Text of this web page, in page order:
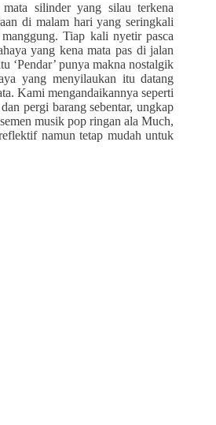
mata silinder yang silau terkena
di malam hari yang seringkali
Tiap kali nyetir pasca
yang kena mata pas di jalan
‘Pendar’ punya makna nostalgik
yang menyilaukan itu datang
Kami mengandaikannya seperti
pergi barang sebentar, ungkap
musik pop ringan ala Much,
namun tetap mudah untuk